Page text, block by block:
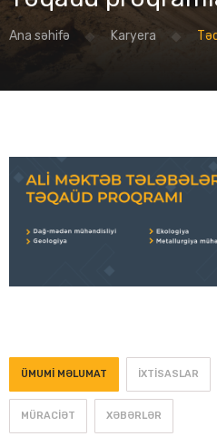
Ana səhifə Karyera
ÜMUMI MƏLUMAT İXTISASLAR
MÜRACIƏT XƏBƏRLƏR